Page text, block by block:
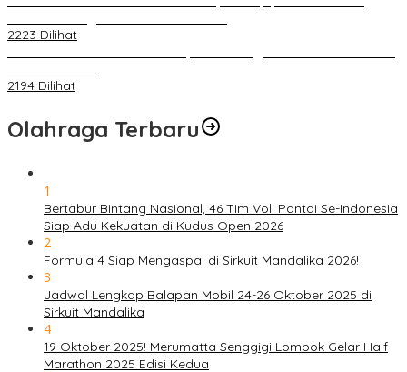
2223 Dilihat
2194 Dilihat
Olahraga Terbaru
1
Bertabur Bintang Nasional, 46 Tim Voli Pantai Se-Indonesia
Siap Adu Kekuatan di Kudus Open 2026
2
Formula 4 Siap Mengaspal di Sirkuit Mandalika 2026!
3
Jadwal Lengkap Balapan Mobil 24-26 Oktober 2025 di
Sirkuit Mandalika
4
19 Oktober 2025! Merumatta Senggigi Lombok Gelar Half
Marathon 2025 Edisi Kedua